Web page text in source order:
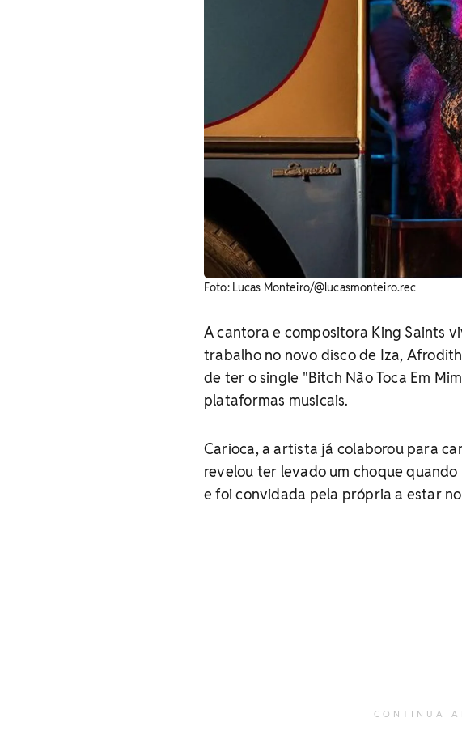
Foto: Lucas Monteiro/@lucasmonteiro.rec
A cantora e compositora King Saints
trabalho no novo disco de Iza,
de ter o single "Bitch Não Toca Em
plataformas musicais.
Carioca, a artista já colaborou para
revelou ter levado um choque
e foi convidada pela própria a estar
CONTINUA